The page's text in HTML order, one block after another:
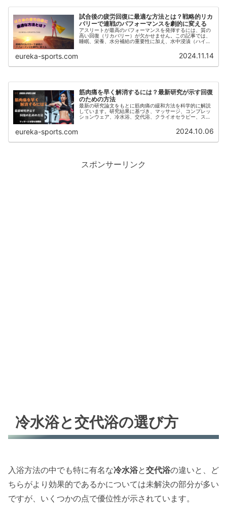
試合後の疲労回復に最適な方法とは？戦略的リカ
バリーで連戦のパフォーマンスを劇的に変える
アスリートが最高のパフォーマンスを発揮するには、質の
高い回復（リカバリー）が欠かせません。この記事では、
睡眠、栄養、水分補給の重要性に加え、水中浸漬（ハイド
eureka-sports.com 2024.11.14
筋肉痛を早く解消するには？最新研究が示す回復
のための方法
最新の研究論文をもとに筋肉痛の緩和方法を科学的に解説
しています。研究結果に基づき、マッサージ、コンプレッ
ションウェア、冷水浴、交代浴、クライオセラピー、スト
運動後の痛みやつらさを軽減し、効率的に回復するための
eureka-sports.com 2024.10.06
スポンサーリンク
冷水浴と交代浴の選び方
入浴方法の中でも特に有名な冷水浴と交代浴の違いと、ど
ちらがより効果的であるかについては未解決の部分が多い
ですが、いくつかの点で優位性が示されています。